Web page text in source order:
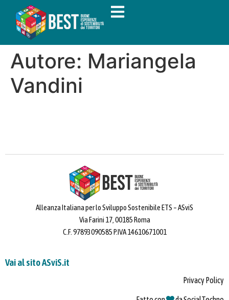
Autore: Mariangela
Vandini
Alleanza Italiana per lo Sviluppo Sostenibile ETS – ASviS
Via Farini 17, 00185 Roma
C.F. 97893090585 P.IVA 14610671001
Vai al sito ASviS.it
Privacy Policy